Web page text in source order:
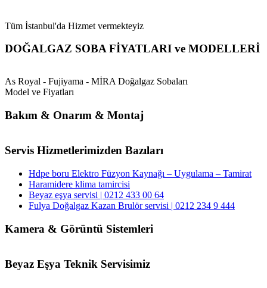
Tüm İstanbul'da Hizmet vermekteyiz
DOĞALGAZ SOBA FİYATLARI ve MODELLERİ
As Royal - Fujiyama - MİRA Doğalgaz Sobaları
Model ve Fiyatları
Bakım & Onarım & Montaj
Servis Hizmetlerimizden Bazıları
Hdpe boru Elektro Füzyon Kaynağı – Uygulama – Tamirat
Haramidere klima tamircisi
Beyaz eşya servisi | 0212 433 00 64
Fulya Doğalgaz Kazan Brulör servisi | 0212 234 9 444
Kamera & Görüntü Sistemleri
Beyaz Eşya Teknik Servisimiz